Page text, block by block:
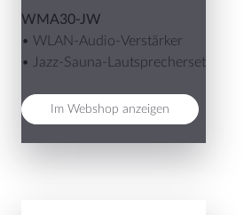
WMA30-JW
• WLAN-Audio-Verstärker
• Jazz-Sauna-Lautsprecherset
Im Webshop anzeigen